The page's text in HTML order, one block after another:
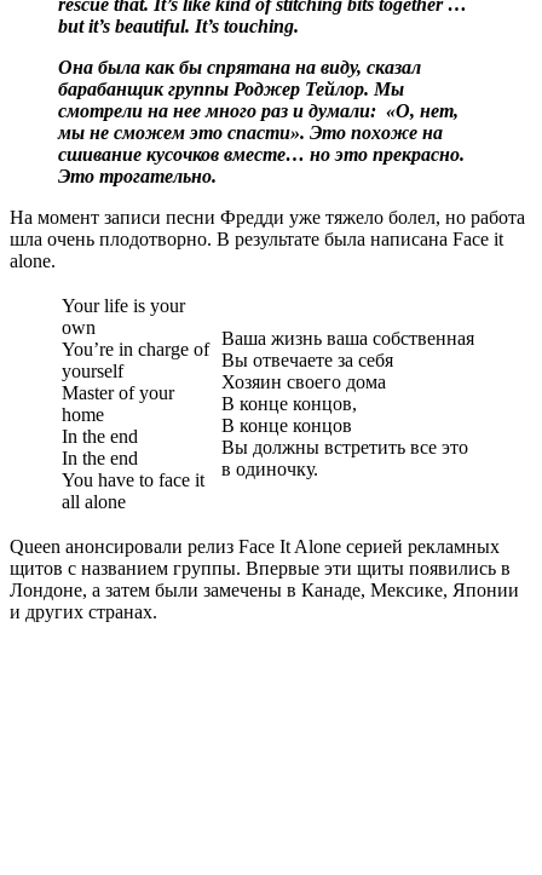
rescue that. It’s like kind of stitching bits together …
but it’s beautiful. It’s touching.
Она была как бы спрятана на виду, сказал
барабанщик группы Роджер Тейлор. Мы
смотрели на нее много раз и думали: «‎О, нет,
мы не сможем это спасти»‎‎. Это похоже на
сшивание кусочков вместе… но это прекрасно.
Это трогательно.
На момент записи песни Фредди уже тяжело болел, но работа
шла очень плодотворно. В результате была написана Face it
alone.
Your life is your
own
You’re in charge of
yourself
Master of your
home
In the end
In the end
You have to face it
all alone
Ваша жизнь ваша собственная
Вы отвечаете за себя
Хозяин своего дома
В конце концов,
В конце концов
Вы должны встретить все это
в одиночку.
Queen анонсировали релиз Face It Alone серией рекламных
щитов с названием группы. Впервые эти щиты появились в
Лондоне, а затем были замечены в Канаде, Мексике, Японии
и других странах.